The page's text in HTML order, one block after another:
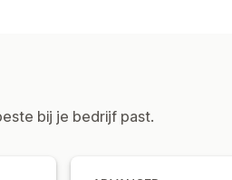
bij je bedrijf past.